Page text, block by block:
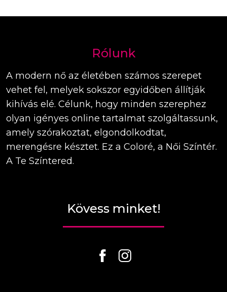
Rólunk
A modern nő az életében számos szerepet
vehet fel, melyek sokszor egyidőben állítják
kihívás elé. Célunk, hogy minden szerephez
olyan igényes online tartalmat szolgáltassunk,
amely szórakoztat, elgondolkodtat,
merengésre késztet. Ez a Coloré, a Női Színtér.
A Te Színtered.
Kövess minket!